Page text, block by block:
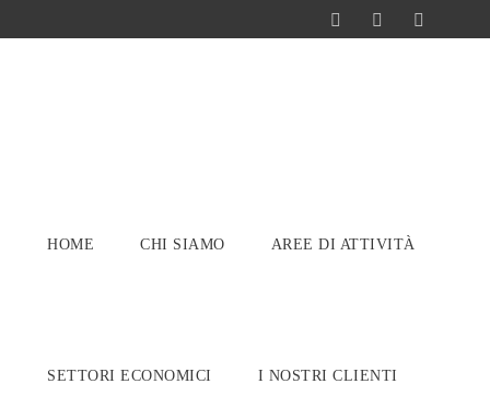
HOME CHI SIAMO AREE DI ATTIVITÀ
SETTORI ECONOMICI I NOSTRI CLIENTI